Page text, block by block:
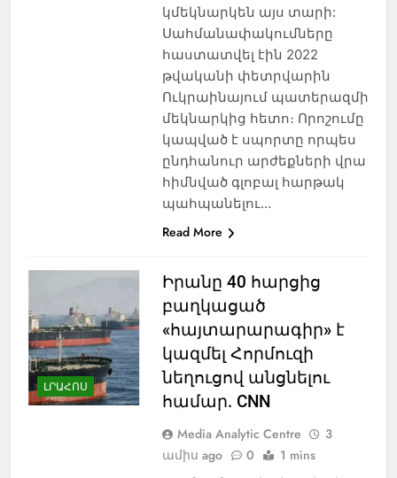
կմեկնարկեն այս տարի:
Սահմանափակումները
հաստատվել էին 2022
թվականի փետրվարին
Ուկրաինայում պատերազմի
մեկնարկից հետո։ Որոշումը
կապված է սպորտը որպես
ընդհանուր արժեքների վրա
հիմնված գլոբալ հարթակ
պահպանելու…
Read More
ԼՐԱՀՈՍ
Իրանը 40 հարցից
բաղկացած
«հայտարարագիր» է
կազմել Հորմուզի
նեղուցով անցնելու
համար. CNN
Media Analytic Centre
3
ամիս ago
0 1 mins